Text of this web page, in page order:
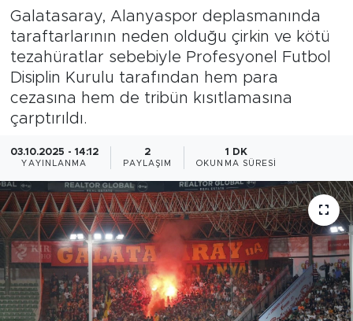
Galatasaray, Alanyaspor deplasmanında
taraftarlarının neden olduğu çirkin ve kötü
tezahüratlar sebebiyle Profesyonel Futbol
Disiplin Kurulu tarafından hem para
cezasına hem de tribün kısıtlamasına
çarptırıldı.
03.10.2025 - 14:12
YAYINLANMA
2
PAYLAŞIM
1 DK
OKUNMA SÜRESI
Magazin
Özel Haber
Politika
Resmi İlanlar
Sağlık
Spor
Turizm